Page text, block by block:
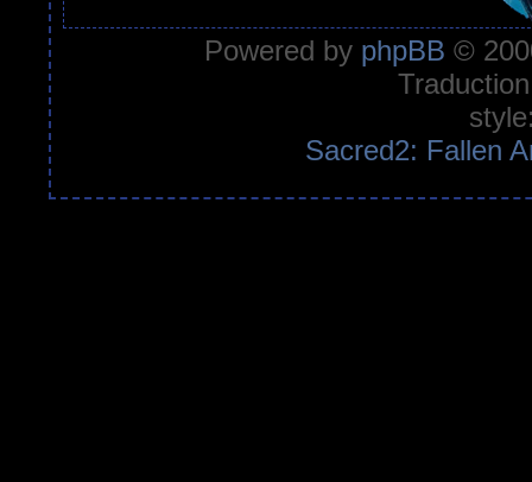
Powered by phpBB ©
Sacred2: Fallen